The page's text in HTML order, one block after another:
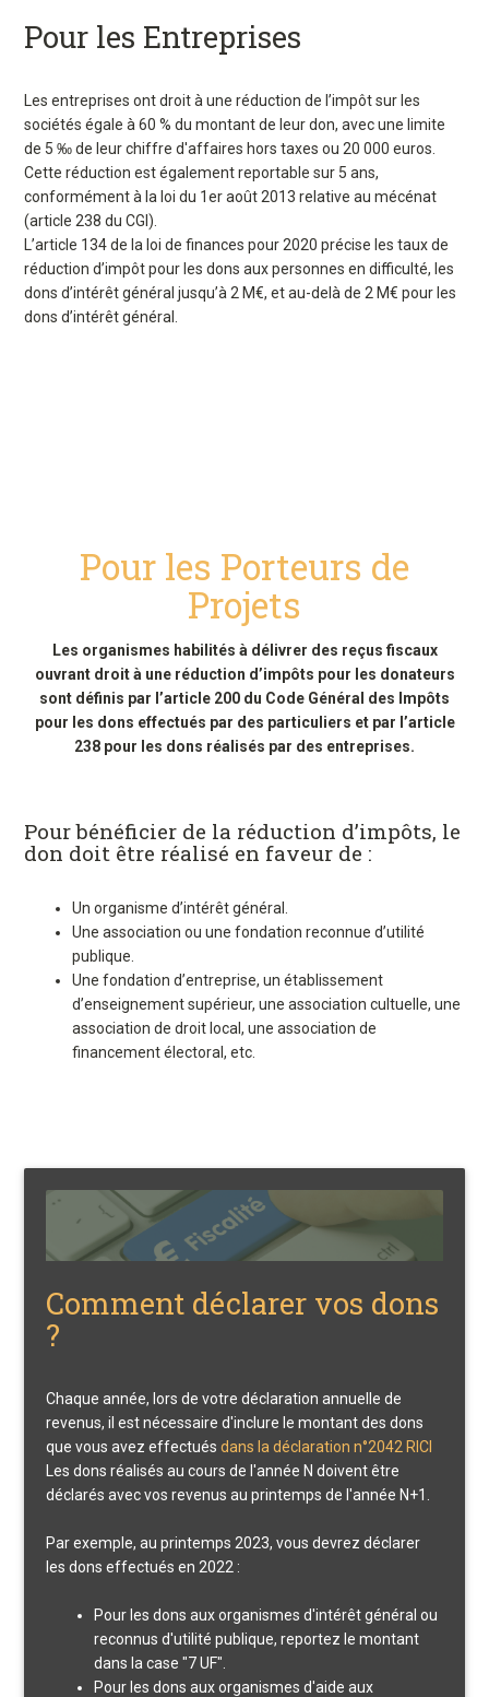
Pour les Entreprises
Les entreprises ont droit à une réduction de l’impôt sur les
sociétés égale à 60 % du montant de leur don, avec une limite
de 5 ‰ de leur chiffre d'affaires hors taxes ou 20 000 euros.
Cette réduction est également reportable sur 5 ans,
conformément à la loi du 1er août 2013 relative au mécénat
(article 238 du CGI).
L’article 134 de la loi de finances pour 2020 précise les taux de
réduction d’impôt pour les dons aux personnes en difficulté, les
dons d’intérêt général jusqu’à 2 M€, et au-delà de 2 M€ pour les
dons d’intérêt général.
Pour les Porteurs de
Projets
Les organismes habilités à délivrer des reçus fiscaux
ouvrant droit à une réduction d’impôts pour les donateurs
sont définis par l’article 200 du Code Général des Impôts
pour les dons effectués par des particuliers et par l’article
238 pour les dons réalisés par des entreprises.
Pour bénéficier de la réduction d’impôts, le
don doit être réalisé en faveur de :
Un organisme d’intérêt général.
Une association ou une fondation reconnue d’utilité
publique.
Une fondation d’entreprise, un établissement
d’enseignement supérieur, une association cultuelle, une
association de droit local, une association de
financement électoral, etc.
Comment déclarer vos dons
?
Chaque année, lors de votre déclaration annuelle de
revenus, il est nécessaire d'inclure le montant des dons
que vous avez effectuésdans la déclaration n°2042 RICI
Les dons réalisés au cours de l'année N doivent être
déclarés avec vos revenus au printemps de l'année N+1.
Par exemple, au printemps 2023, vous devrez déclarer
les dons effectués en 2022 :
Pour les dons aux organismes d'intérêt général ou
reconnus d'utilité publique, reportez le montant
dans la case "7 UF".
Pour les dons aux organismes d'aide aux